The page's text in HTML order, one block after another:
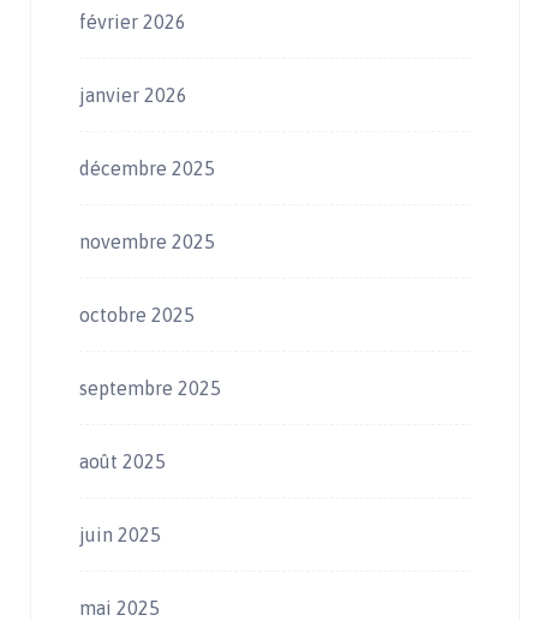
février 2026
janvier 2026
décembre 2025
novembre 2025
octobre 2025
septembre 2025
août 2025
juin 2025
mai 2025